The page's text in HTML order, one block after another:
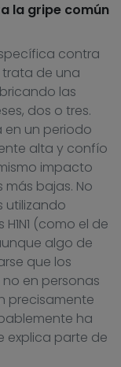
la gripe común
contra
de una
las
dos o tres.
un periodo
alta y confío
impacto
bajas. No
utilizando
(como el de
algo de
que los
en personas
precisamente
ha
explica parte de